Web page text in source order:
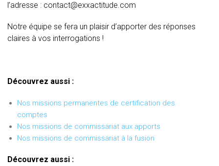
l’adresse : contact@exxactitude.com
Notre équipe se fera un plaisir d’apporter des réponses
claires à vos interrogations !
Découvrez aussi :
Nos missions permanentes de certification des
comptes
Nos missions de commissariat aux apports
Nos missions de commissariat à la fusion
Découvrez aussi :